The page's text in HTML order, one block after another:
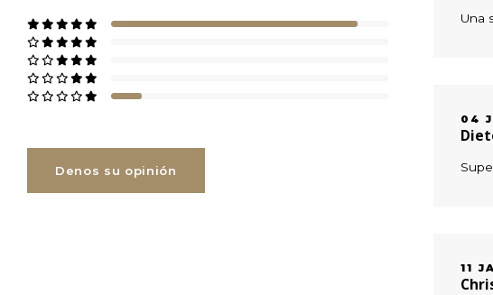
Denos su opinión
Una
04
11